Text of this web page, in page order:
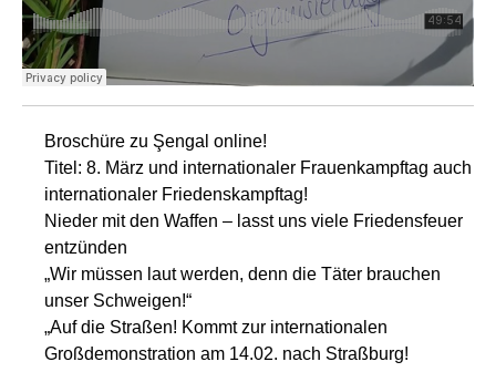
Broschüre zu Şengal online!
Titel: 8. März und internationaler Frauenkampftag auch
internationaler Friedenskampftag!
Nieder mit den Waffen – lasst uns viele Friedensfeuer
entzünden
„Wir müssen laut werden, denn die Täter brauchen
unser Schweigen!“
„Auf die Straßen! Kommt zur internationalen
Großdemonstration am 14.02. nach Straßburg!